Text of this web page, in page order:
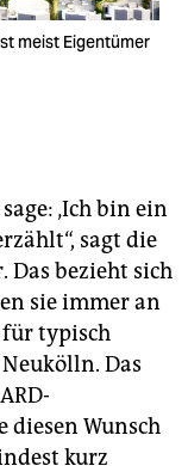
meist Eigentümer
‚Ich bin ein
sagt die
bezieht sich
sie immer an
typisch
Das
diesen Wunsch
kurz